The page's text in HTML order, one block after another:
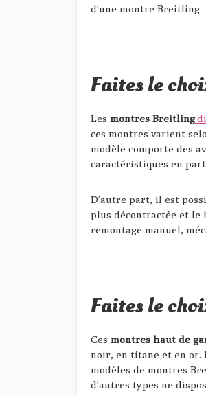
d’une montre Breitling.
Faites le
Les montres Breitling
ces montres varient
modèle comporte des
caractéristiques en
D’autre part, il est
plus décontractée et le
remontage manuel,
Faites le
Ces montres haut de
noir, en titane et en or.
modèles de montres
d’autres types ne